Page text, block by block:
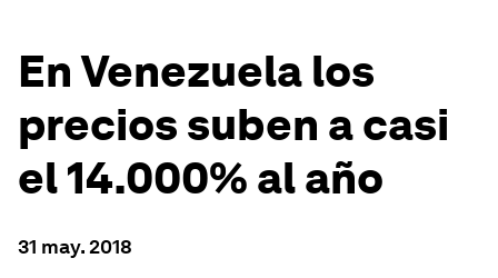
En Venezuela los
precios suben a casi
el 14.000% al año
31 may. 2018